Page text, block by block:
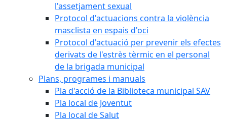
l'assetjament sexual
Protocol d'actuacions contra la violència
masclista en espais d'oci
Protocol d'actuació per prevenir els efectes
derivats de l'estrès tèrmic en el personal
de la brigada municipal
Plans, programes i manuals
Pla d'acció de la Biblioteca municipal SAV
Pla local de Joventut
Pla local de Salut